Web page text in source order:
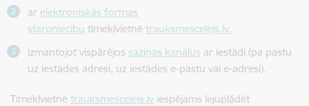
ar elektroniskās formas
starpniecību tīmekļvietnē trauksmescelejs.lv,
izmantojot vispārējos saziņas kanālus ar iestādi (pa pastu
uz iestādes adresi, uz iestādes e-pastu vai e-adresi).
Tīmekļvietnē trauksmescelejs.lv iespējams lejuplādēt